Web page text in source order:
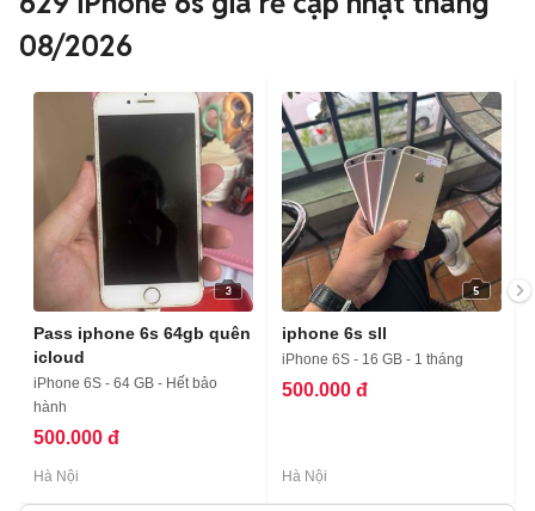
08/2026
3
Pass iphone 6s 64gb quên
icloud
iPhone 6S - 64 GB - Hết bảo
hành
500.000 đ
Hà Nội
5
iphone 6s sll
iPhone 6S - 16 GB - 1 tháng
500.000 đ
Hà Nội